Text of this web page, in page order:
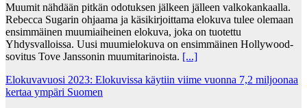
Muumit nähdään pitkän odotuksen jälkeen jälleen valkokankaalla.
Rebecca Sugarin ohjaama ja käsikirjoittama elokuva tulee olemaan
ensimmäinen muumiaiheinen elokuva, joka on tuotettu
Yhdysvalloissa. Uusi muumielokuva on ensimmäinen Hollywood-
sovitus Tove Janssonin muumitarinoista. [...]
Elokuvavuosi 2023: Elokuvissa käytiin viime vuonna 7,2 miljoonaa
kertaa ympäri Suomen